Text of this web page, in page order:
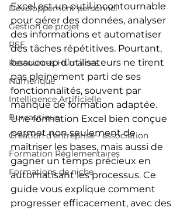
Développement personnel
Gestion de projet
RSE
Ressources Humaines
Numérique
Intelligence Artificielle
Bureautique
Création d'entreprise - association
Formation Réglementaires
Formations de niche
Excel est un outil incontournable
pour gérer des données, analyser
des informations et automatiser
des tâches répétitives. Pourtant,
beaucoup d’utilisateurs ne tirent
pas pleinement parti de ses
fonctionnalités, souvent par
manque de formation adaptée.
Une formation Excel bien conçue
permet non seulement de
maîtriser les bases, mais aussi de
gagner un temps précieux en
automatisant les processus. Ce
guide vous explique comment
progresser efficacement, avec des